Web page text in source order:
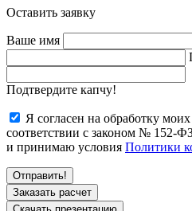
Оставить заявку
Ваше имя
Подтвердите капчу!
Я согласен на обработку
соответствии с законом № 152-
и принимаю условия Политики
Заказать расчет